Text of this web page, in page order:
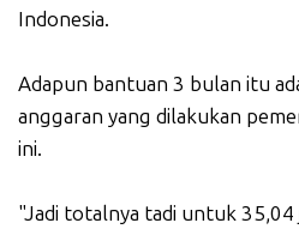
Indonesia.
Adapun bantuan 3 bulan itu
anggaran yang dilakukan
ini.
"Jadi totalnya tadi untuk